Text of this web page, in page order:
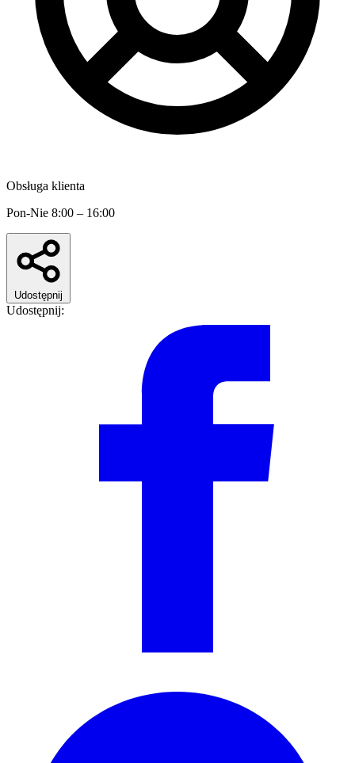
Obsługa klienta
Pon-Nie 8:00 – 16:00
Udostępnij
Udostępnij: